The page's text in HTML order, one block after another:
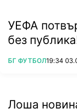
УЕФА
без
ПОВЕЧЕ ОТ
БГ ФУТБОЛ19:34
Лоша